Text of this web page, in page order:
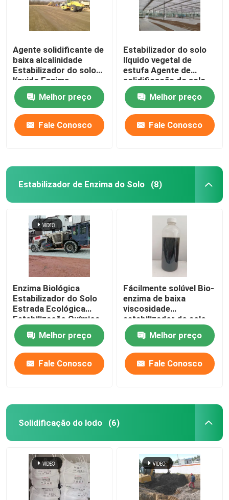
Silicato de sódio de vidro de água
Silicato de lítio
Floculantes em água
Agente de retenção de água
Estabilizador do solo de grafeno
Agente impermeável
bomba concreta do reboque
Máquina de Pulverização Úmida
Agente solidificante de
baixa alcalinidade
Estabilizador do solo
líquido Enzima
biológica
Melhor preço
Fale Conosco
Estabilizador do solo
líquido vegetal de
estufa Agente de
solidificação do solo
de reprodução
Melhor preço
Fale Conosco
Estabilizador de Enzima do Solo (8)
Enzima Biológica
Estabilizador do Solo
Estrada Ecológica
Estabilização Química
do Solo
Melhor preço
Fale Conosco
Fácilmente solúvel Bio-
enzima de baixa
viscosidade
estabilizador do solo
melhora o solo em
todos os tipos de
superfícies
Melhor preço
Fale Conosco
Solidificação do lodo (6)